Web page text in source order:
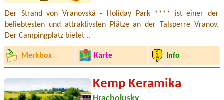
Der Strand von Vranovská - Holiday Park **** ist einer der
beliebtesten und attraktivsten Plätze an der Talsperre Vranov.
Der Campingplatz bietet ..
Merkbox Karte Info
Kemp Keramika